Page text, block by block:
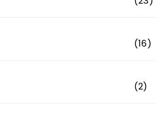
(16)
(2)